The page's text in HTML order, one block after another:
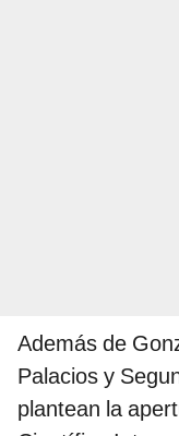
Además de
Palacios y
plantean la